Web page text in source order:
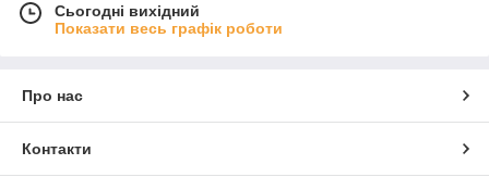
Сьогодні вихідний
Показати весь графік роботи
Про нас
Контакти